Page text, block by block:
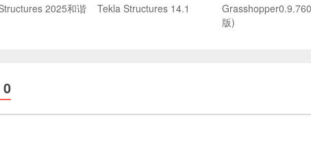
2025和谐
Tekla Structures 14.1
版)
0